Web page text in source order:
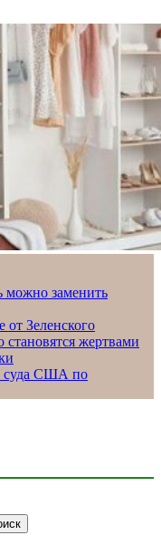
можно заменить
Зеленского
жертвами
суда США по